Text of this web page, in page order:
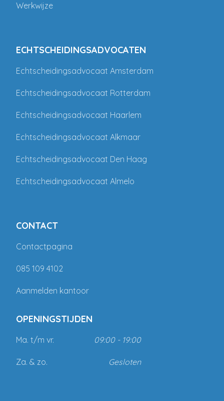
Werkwijze
ECHTSCHEIDINGSADVOCATEN
Echtscheidingsadvocaat Amsterdam
Echtscheidingsadvocaat Rotterdam
Echtscheidingsadvocaat Haarlem
Echtscheidingsadvocaat Alkmaar
Echtscheidingsadvocaat Den Haag
Echtscheidingsadvocaat Almelo
CONTACT
Contactpagina
085 109 4102
Aanmelden kantoor
OPENINGSTIJDEN
Ma. t/m vr. 09:00 - 19:00
Za. & zo. Gesloten